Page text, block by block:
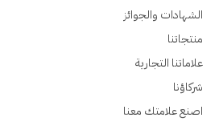
الشهادات والجوائز
منتجاتنا
علاماتنا التجارية
شركاؤنا
اصنع علامتك معنا